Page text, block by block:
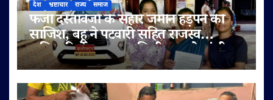
देश भ्रष्टाचार राज्य समाज
फर्जी दस्तावेजों के सहारे जमीन हड़पने की
साजिश, बहू ने पटवारी सहित राजस्व
अधिकारियों पर लगाए मिलीभगत के गंभीर
आरोप